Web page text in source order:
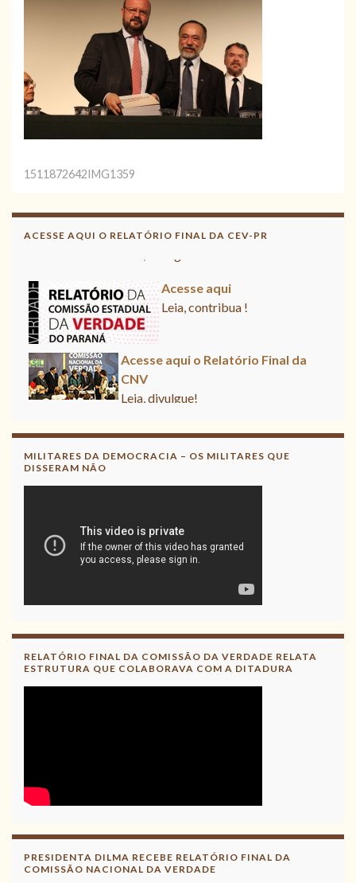
1511872642IMG1359
ACESSE AQUI O RELATÓRIO FINAL DA CEV-PR
Acesse aqui o Relatório Final da
CNV
Acesse aqui
Leia, contribua !
Acesse aqui o Relatório Final da
CNV
Leia, divulgue!
MILITARES DA DEMOCRACIA – OS MILITARES QUE
DISSERAM NÃO
RELATÓRIO FINAL DA COMISSÃO DA VERDADE RELATA
ESTRUTURA QUE COLABORAVA COM A DITADURA
PRESIDENTA DILMA RECEBE RELATÓRIO FINAL DA
COMISSÃO NACIONAL DA VERDADE